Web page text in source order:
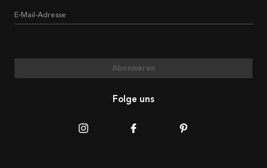
E-Mail-Adresse
Abonnieren
Folge uns